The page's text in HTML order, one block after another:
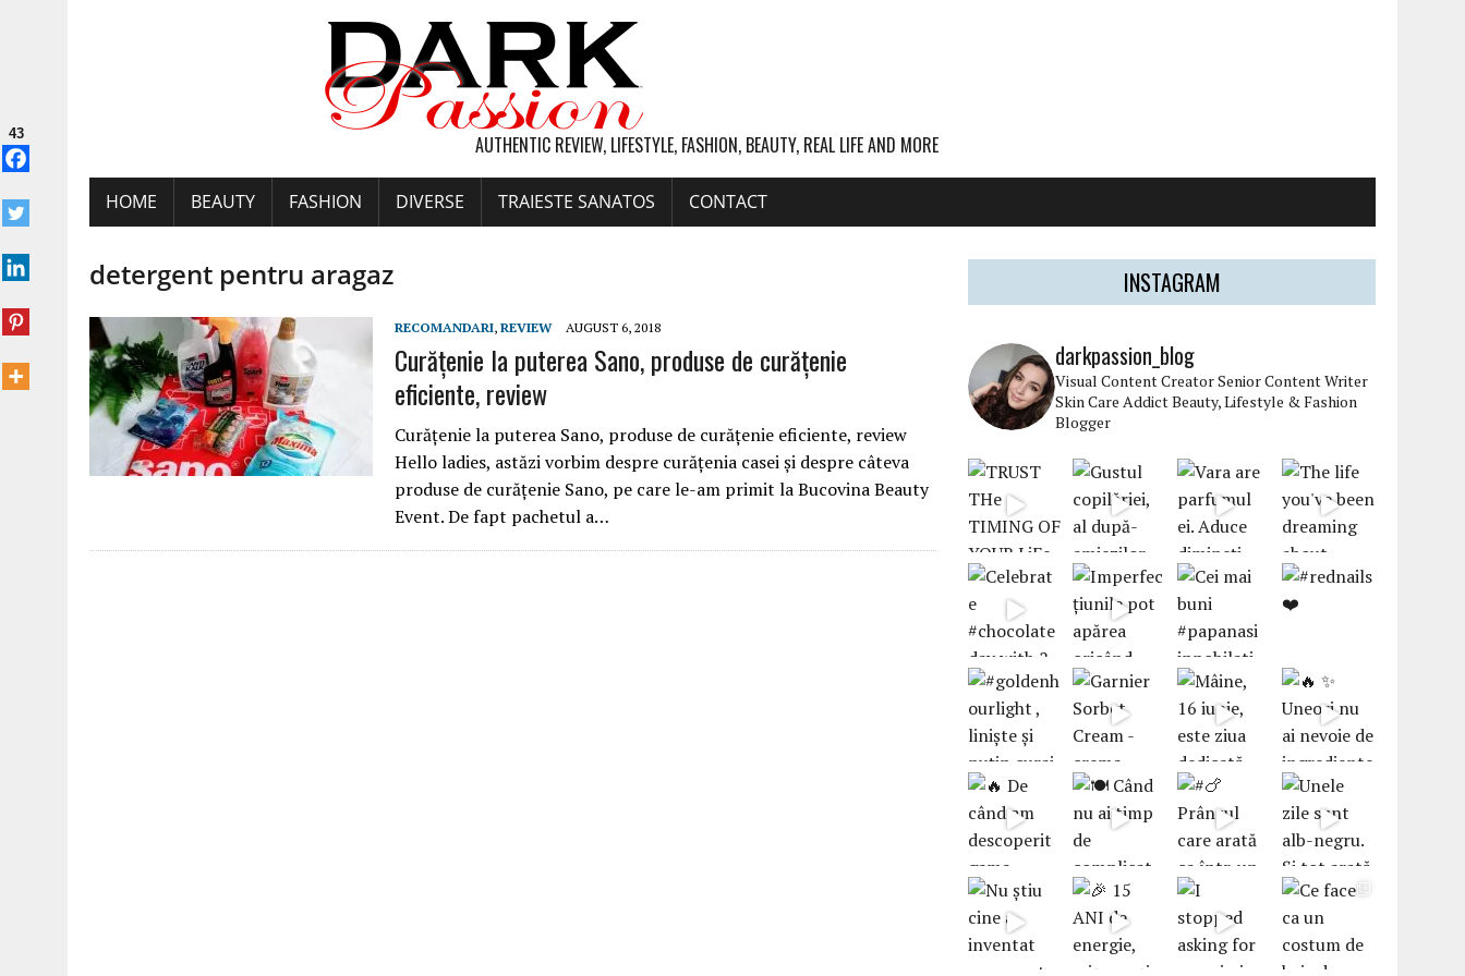
AUTHENTIC REVIEW, LIFESTYLE, FASHION, BEAUTY, REAL LIFE AND MORE
HOME BEAUTY FASHION DIVERSE TRAIESTE SANATOS CONTACT
detergent pentru aragaz
RECOMANDARI, REVIEW AUGUST 6, 2018
Curățenie la puterea Sano, produse de curățenie
eficiente, review
Curățenie la puterea Sano, produse de curățenie eficiente, review
Hello ladies, astăzi vorbim despre curățenia casei și despre câteva
produse de curățenie Sano, pe care le-am primit la Bucovina Beauty
Event. De fapt pachetul a…
43
INSTAGRAM
darkpassion_blog
Visual Content CreatorSenior Content Writer
Skin Care AddictBeauty, Lifestyle & Fashion
Blogger